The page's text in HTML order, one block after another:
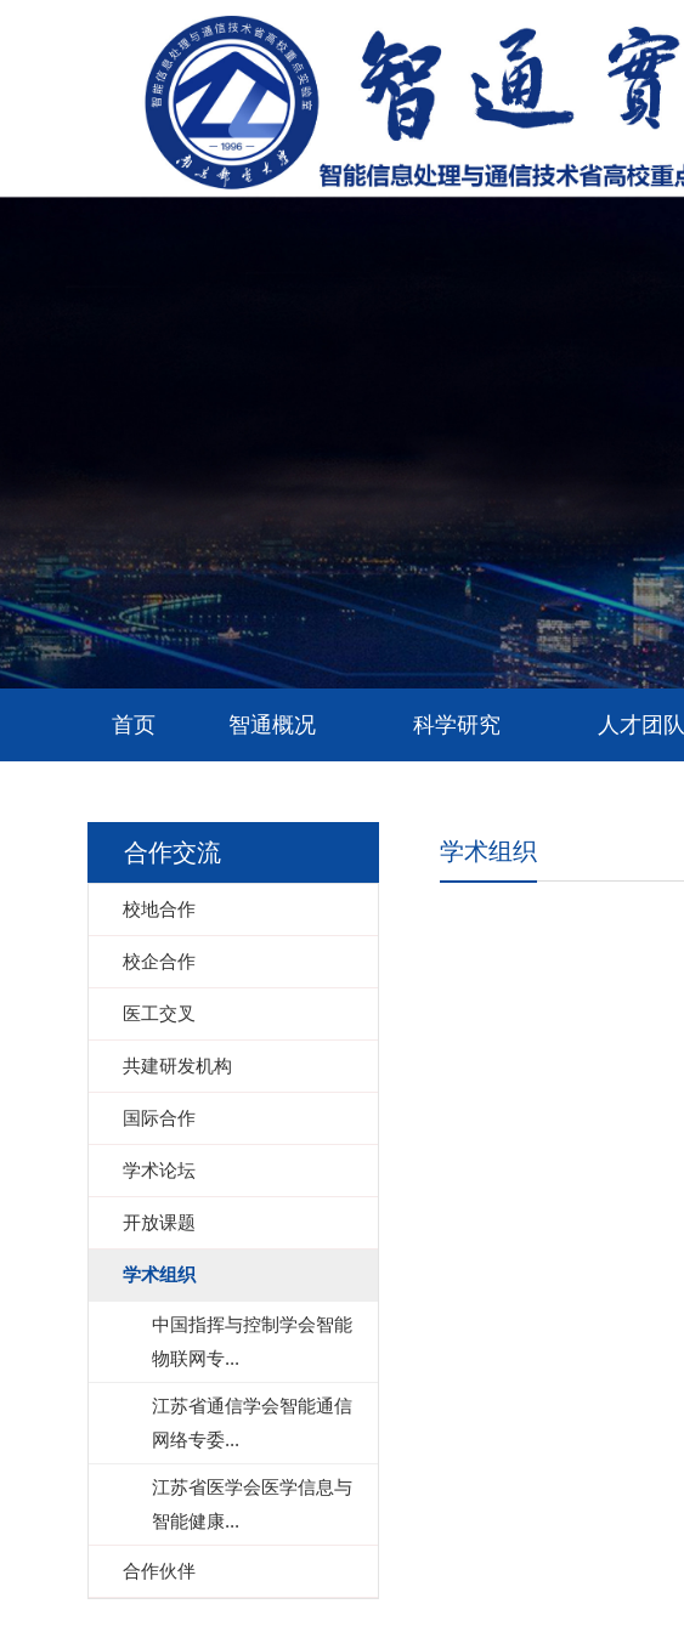
首页 智通概况 科学研究 人才团队
合作交流
校地合作
校企合作
医工交叉
共建研发机构
国际合作
学术论坛
开放课题
学术组织
中国指挥与控制学会智能
物联网专...
江苏省通信学会智能通信
网络专委...
江苏省医学会医学信息与
智能健康...
合作伙伴
学术组织